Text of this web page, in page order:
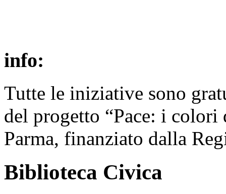
info:
Tutte le iniziative sono
del progetto “Pace: i
Parma, finanziato dalla
Biblioteca Civica